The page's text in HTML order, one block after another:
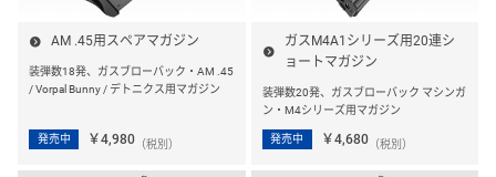
AM .45用スペアマガジン
装弾数18発、ガスブローバック・AM .45
/ Vorpal Bunny / デトニクス用マガジン
発売中 ￥4,980 （税別）
ガスM4A1シリーズ用20連シ
ョートマガジン
装弾数20発、ガスブローバック マシンガ
ン・M4シリーズ用マガジン
発売中 ￥4,680（税別）